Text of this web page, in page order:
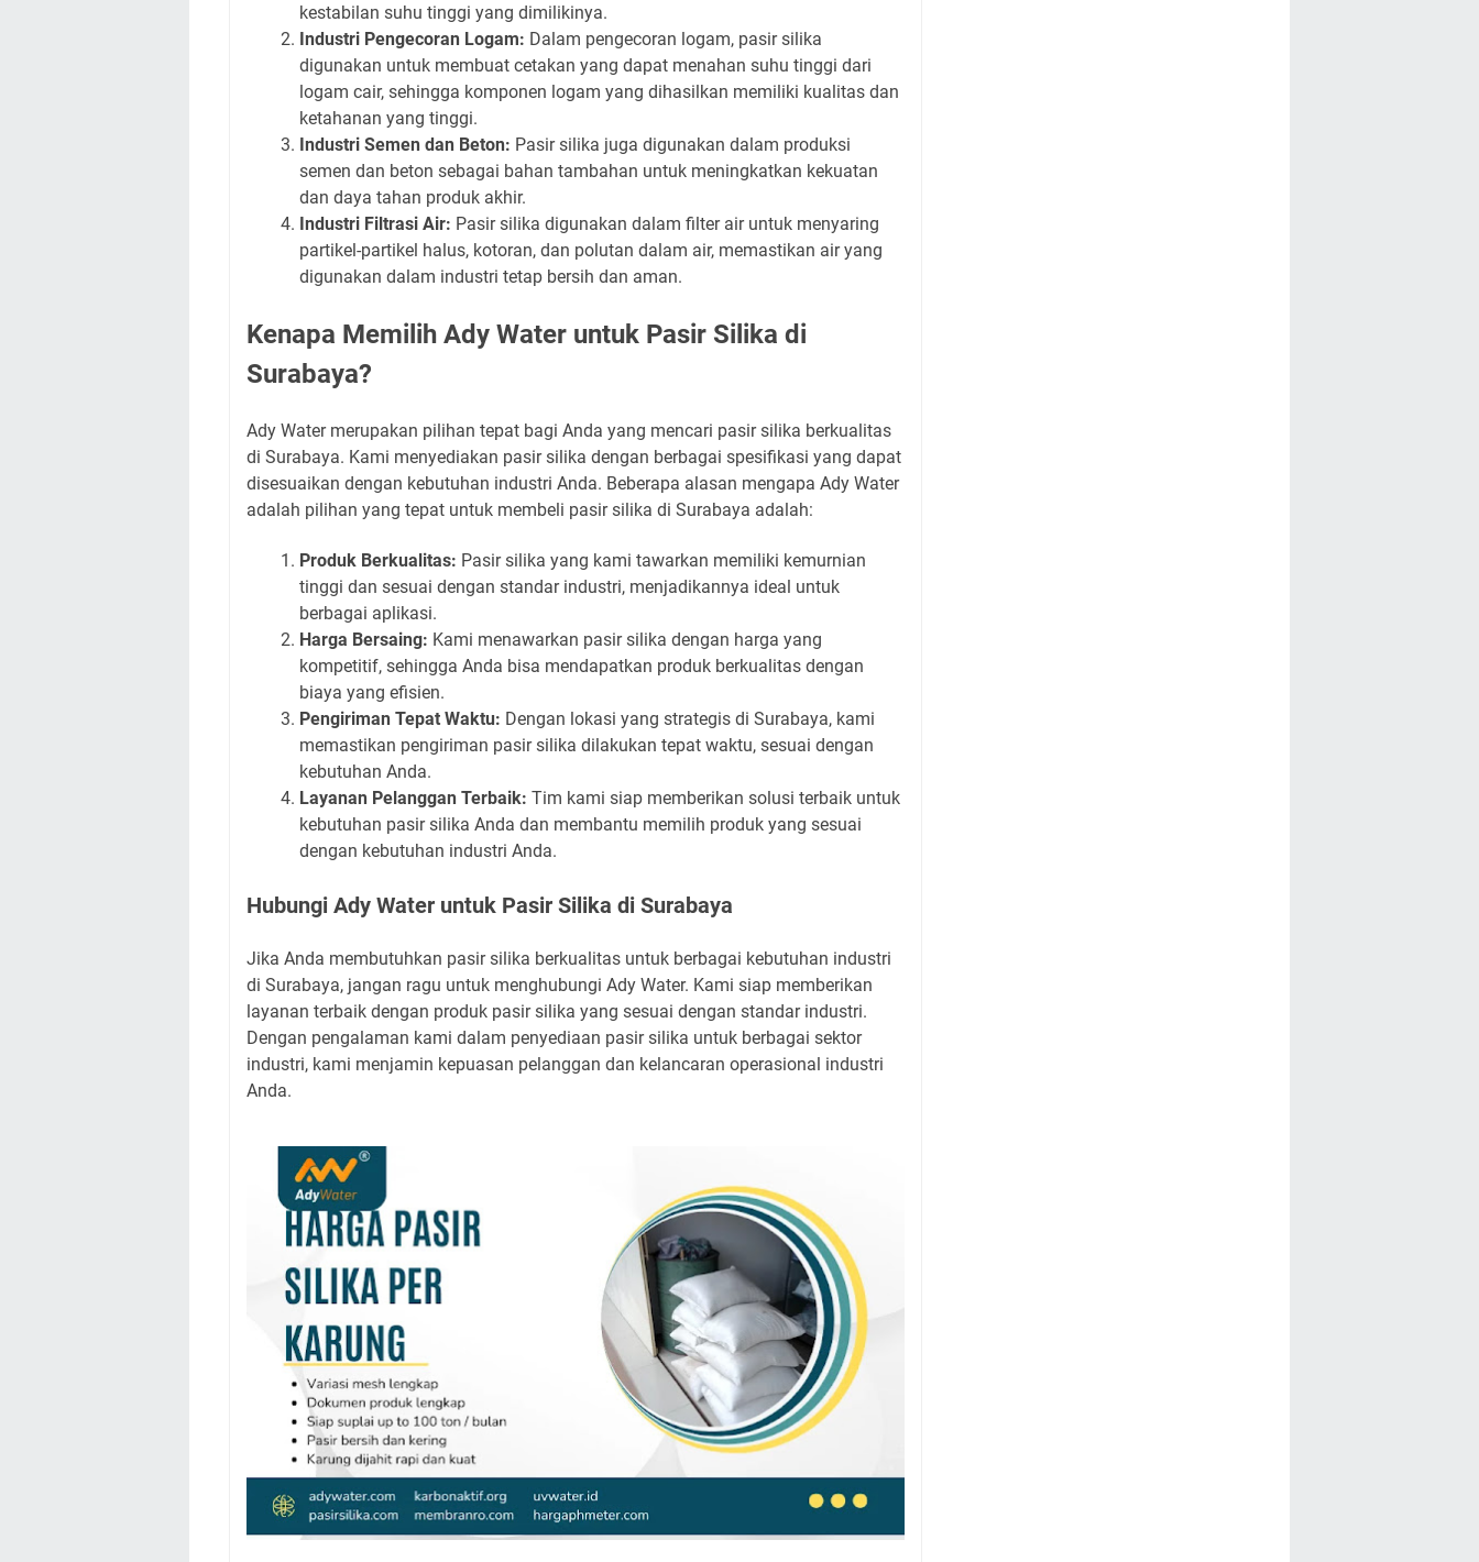
kestabilan suhu tinggi yang dimilikinya.
Industri Pengecoran Logam: Dalam pengecoran logam, pasir silika
digunakan untuk membuat cetakan yang dapat menahan suhu tinggi dari
logam cair, sehingga komponen logam yang dihasilkan memiliki kualitas dan
ketahanan yang tinggi.
Industri Semen dan Beton: Pasir silika juga digunakan dalam produksi
semen dan beton sebagai bahan tambahan untuk meningkatkan kekuatan
dan daya tahan produk akhir.
Industri Filtrasi Air: Pasir silika digunakan dalam filter air untuk menyaring
partikel-partikel halus, kotoran, dan polutan dalam air, memastikan air yang
digunakan dalam industri tetap bersih dan aman.
Kenapa Memilih Ady Water untuk Pasir Silika di
Surabaya?
Ady Water merupakan pilihan tepat bagi Anda yang mencari pasir silika berkualitas
di Surabaya. Kami menyediakan pasir silika dengan berbagai spesifikasi yang dapat
disesuaikan dengan kebutuhan industri Anda. Beberapa alasan mengapa Ady Water
adalah pilihan yang tepat untuk membeli pasir silika di Surabaya adalah:
Produk Berkualitas: Pasir silika yang kami tawarkan memiliki kemurnian
tinggi dan sesuai dengan standar industri, menjadikannya ideal untuk
berbagai aplikasi.
Harga Bersaing: Kami menawarkan pasir silika dengan harga yang
kompetitif, sehingga Anda bisa mendapatkan produk berkualitas dengan
biaya yang efisien.
Pengiriman Tepat Waktu: Dengan lokasi yang strategis di Surabaya, kami
memastikan pengiriman pasir silika dilakukan tepat waktu, sesuai dengan
kebutuhan Anda.
Layanan Pelanggan Terbaik: Tim kami siap memberikan solusi terbaik untuk
kebutuhan pasir silika Anda dan membantu memilih produk yang sesuai
dengan kebutuhan industri Anda.
Hubungi Ady Water untuk Pasir Silika di Surabaya
Jika Anda membutuhkan pasir silika berkualitas untuk berbagai kebutuhan industri
di Surabaya, jangan ragu untuk menghubungi Ady Water. Kami siap memberikan
layanan terbaik dengan produk pasir silika yang sesuai dengan standar industri.
Dengan pengalaman kami dalam penyediaan pasir silika untuk berbagai sektor
industri, kami menjamin kepuasan pelanggan dan kelancaran operasional industri
Anda.